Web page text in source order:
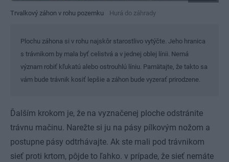
Trvalkový záhon v rohu pozemku Hurá do záhrady
Plochu záhona si v rohu najskôr starostlivo vytýčte. Jeho hranica
s trávnikom by mala byť celistvá a v jednej oblej línii. Nemá
význam robiť kľukatú alebo ostrouhlú líniu. Pamätajte, že takto sa
vám bude trávnik kosiť lepšie a záhon bude vyzerať prirodzene.
Ďalším krokom je, že na vyznačenej ploche odstránite
trávnu mačinu. Narežte si ju na pásy pílkovým nožom a
postupne pásy odtrhávajte. Ak ste mali pod trávnikom
sieť proti krtom, pôjde to ľahko. v prípade, že sieť nemáte